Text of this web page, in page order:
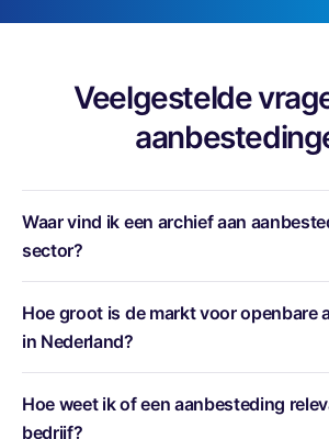
Veelgestelde
Waar vind ik een archief aan
sector?
actuele én historische
inclusief slimme zoekfilters,
TenderNed en Mercell.
Hoe groot is de markt voor openbare
in Nederland?
Nederlandgepubliceerd met een
Hoe weet ik of een aanbesteding
bedrijf?